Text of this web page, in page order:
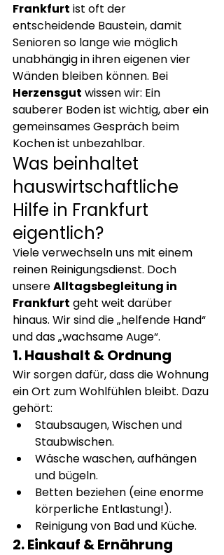
Frankfurt ist oft der
entscheidende Baustein, damit
Senioren so lange wie möglich
unabhängig in ihren eigenen vier
Wänden bleiben können. Bei
Herzensgut wissen wir: Ein
sauberer Boden ist wichtig, aber ein
gemeinsames Gespräch beim
Kochen ist unbezahlbar.
Was beinhaltet
hauswirtschaftliche
Hilfe in Frankfurt
eigentlich?
Viele verwechseln uns mit einem
reinen Reinigungsdienst. Doch
unsere Alltagsbegleitung in
Frankfurt geht weit darüber
hinaus. Wir sind die „helfende Hand“
und das „wachsame Auge“.
1. Haushalt & Ordnung
Wir sorgen dafür, dass die Wohnung
ein Ort zum Wohlfühlen bleibt. Dazu
gehört:
Staubsaugen, Wischen und
Staubwischen.
Wäsche waschen, aufhängen
und bügeln.
Betten beziehen (eine enorme
körperliche Entlastung!).
Reinigung von Bad und Küche.
2. Einkauf & Ernährung